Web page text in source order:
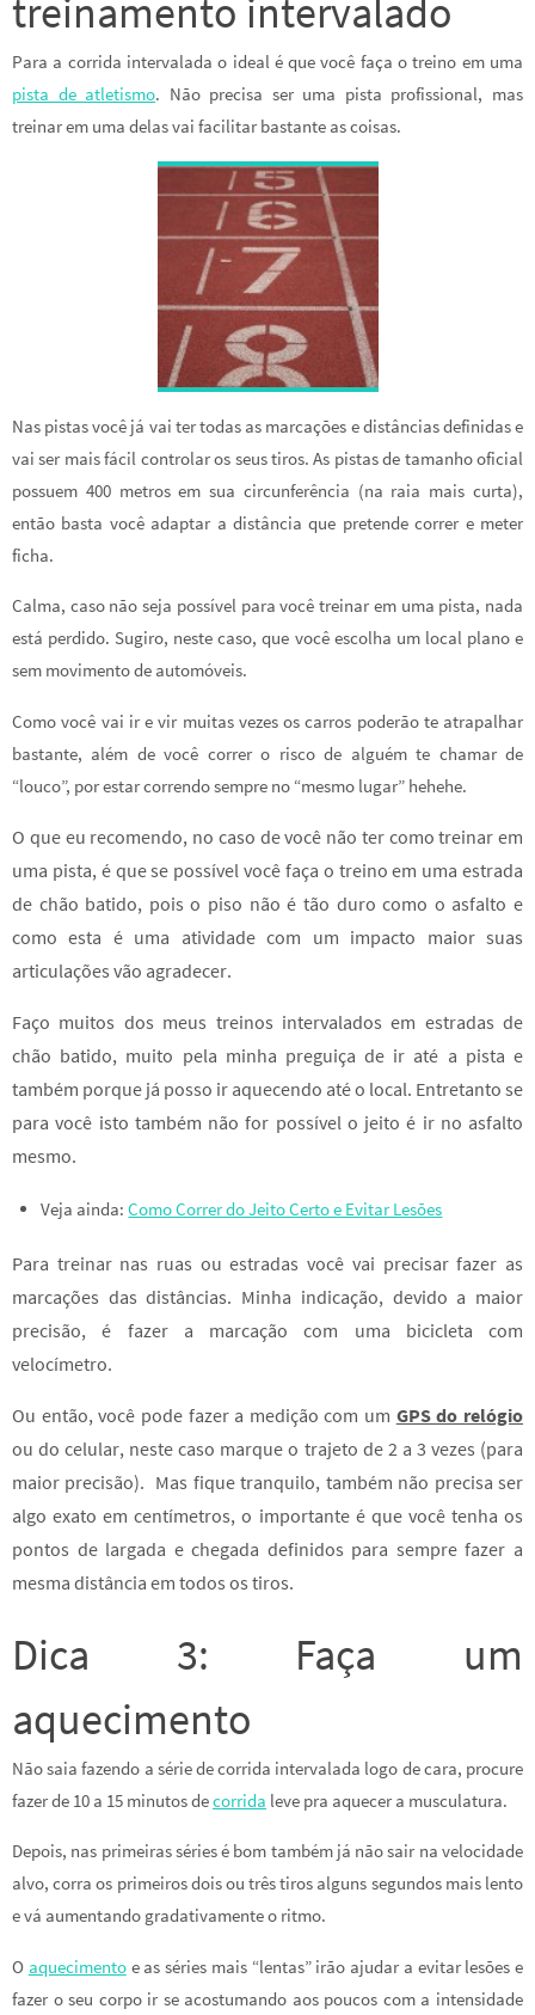
treinamento intervalado
Para a corrida intervalada o ideal é que você faça o treino em uma
pista de atletismo. Não precisa ser uma pista profissional, mas
treinar em uma delas vai facilitar bastante as coisas.
Nas pistas você já vai ter todas as marcações e distâncias definidas e
vai ser mais fácil controlar os seus tiros. As pistas de tamanho oficial
possuem 400 metros em sua circunferência (na raia mais curta),
então basta você adaptar a distância que pretende correr e meter
ficha.
Calma, caso não seja possível para você treinar em uma pista, nada
está perdido. Sugiro, neste caso, que você escolha um local plano e
sem movimento de automóveis.
Como você vai ir e vir muitas vezes os carros poderão te atrapalhar
bastante, além de você correr o risco de alguém te chamar de
“louco”, por estar correndo sempre no “mesmo lugar” hehehe.
O que eu recomendo, no caso de você não ter como treinar em
uma pista, é que se possível você faça o treino em uma estrada
de chão batido, pois o piso não é tão duro como o asfalto e
como esta é uma atividade com um impacto maior suas
articulações vão agradecer.
Faço muitos dos meus treinos intervalados em estradas de
chão batido, muito pela minha preguiça de ir até a pista e
também porque já posso ir aquecendo até o local. Entretanto se
para você isto também não for possível o jeito é ir no asfalto
mesmo.
Veja ainda:Como Correr do Jeito Certo e Evitar Lesões
Para treinar nas ruas ou estradas você vai precisar fazer as
marcações das distâncias. Minha indicação, devido a maior
precisão, é fazer a marcação com uma bicicleta com
velocímetro.
Ou então, você pode fazer a medição com um GPS do relógio
ou do celular, neste caso marque o trajeto de 2 a 3 vezes (para
maior precisão). Mas fique tranquilo, também não precisa ser
algo exato em centímetros, o importante é que você tenha os
pontos de largada e chegada definidos para sempre fazer a
mesma distância em todos os tiros.
Dica 3: Faça um
aquecimento
Não saia fazendo a série de corrida intervalada logo de cara, procure
fazer de 10 a 15 minutos decorrida leve pra aquecer a musculatura.
Depois, nas primeiras séries é bom também já não sair na velocidade
alvo, corra os primeiros dois ou três tiros alguns segundos mais lento
e vá aumentando gradativamente o ritmo.
O aquecimentoe as séries mais “lentas” irão ajudar a evitar lesões e
fazer o seu corpo ir se acostumando aos poucos com a intensidade